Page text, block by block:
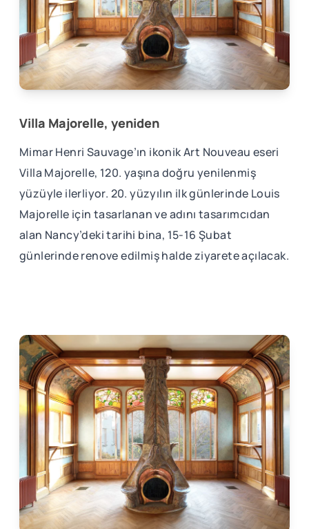
Villa Majorelle, yeniden
Mimar Henri Sauvage’ın ikonik Art Nouveau eseri
Villa Majorelle, 120. yaşına doğru yenilenmiş
yüzüyle ilerliyor. 20. yüzyılın ilk günlerinde Louis
Majorelle için tasarlanan ve adını tasarımcıdan
alan Nancy’deki tarihi bina, 15-16 Şubat
günlerinde renove edilmiş halde ziyarete açılacak.